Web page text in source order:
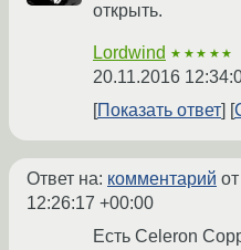
открыть.
Lordwind ★★★★★
20.11.2016
Показать ответ
Ответ на: комментарий
12:26:17 +00:00
Есть Celeron